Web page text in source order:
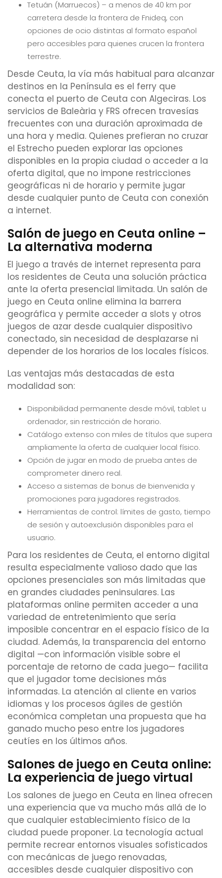
Tetuán (Marruecos) – a menos de 40 km por
carretera desde la frontera de Fnideq, con
opciones de ocio distintas al formato español
pero accesibles para quienes crucen la frontera
terrestre.
Desde Ceuta, la vía más habitual para alcanzar
destinos en la Península es el ferry que
conecta el puerto de Ceuta con Algeciras. Los
servicios de Baleària y FRS ofrecen travesías
frecuentes con una duración aproximada de
una hora y media. Quienes prefieran no cruzar
el Estrecho pueden explorar las opciones
disponibles en la propia ciudad o acceder a la
oferta digital, que no impone restricciones
geográficas ni de horario y permite jugar
desde cualquier punto de Ceuta con conexión
a internet.
Salón de juego en Ceuta online –
La alternativa moderna
El juego a través de internet representa para
los residentes de Ceuta una solución práctica
ante la oferta presencial limitada. Un salón de
juego en Ceuta online elimina la barrera
geográfica y permite acceder a slots y otros
juegos de azar desde cualquier dispositivo
conectado, sin necesidad de desplazarse ni
depender de los horarios de los locales físicos.
Las ventajas más destacadas de esta
modalidad son:
Disponibilidad permanente desde móvil, tablet u
ordenador, sin restricción de horario.
Catálogo extenso con miles de títulos que supera
ampliamente la oferta de cualquier local físico.
Opción de jugar en modo de prueba antes de
comprometer dinero real.
Acceso a sistemas de bonus de bienvenida y
promociones para jugadores registrados.
Herramientas de control: límites de gasto, tiempo
de sesión y autoexclusión disponibles para el
usuario.
Para los residentes de Ceuta, el entorno digital
resulta especialmente valioso dado que las
opciones presenciales son más limitadas que
en grandes ciudades peninsulares. Las
plataformas online permiten acceder a una
variedad de entretenimiento que sería
imposible concentrar en el espacio físico de la
ciudad. Además, la transparencia del entorno
digital —con información visible sobre el
porcentaje de retorno de cada juego— facilita
que el jugador tome decisiones más
informadas. La atención al cliente en varios
idiomas y los procesos ágiles de gestión
económica completan una propuesta que ha
ganado mucho peso entre los jugadores
ceutíes en los últimos años.
Salones de juego en Ceuta online:
La experiencia de juego virtual
Los salones de juego en Ceuta en linea ofrecen
una experiencia que va mucho más allá de lo
que cualquier establecimiento físico de la
ciudad puede proponer. La tecnología actual
permite recrear entornos visuales sofisticados
con mecánicas de juego renovadas,
accesibles desde cualquier dispositivo con